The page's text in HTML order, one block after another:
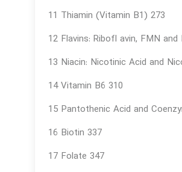
11 Thiamin (Vitamin B1) 273
12 Flavins: Ribofl avin, FMN
13 Niacin: Nicotinic Acid and
14 Vitamin B6 310
15 Pantothenic Acid and
16 Biotin 337
17 Folate 347